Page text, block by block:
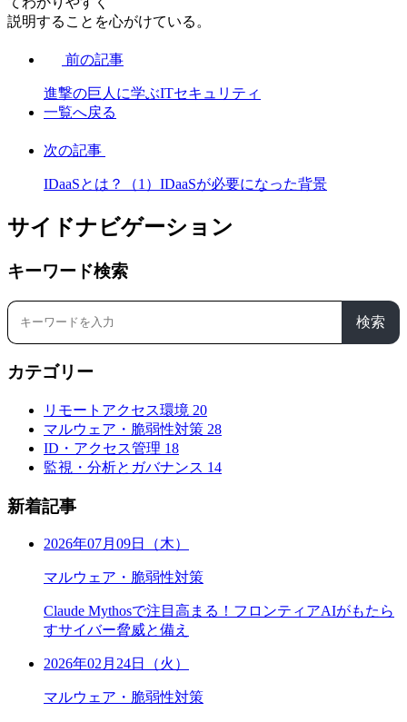
説明することを心がけている。
前の記事
進撃の巨人に学ぶITセキュリティ
一覧へ戻る
次の記事
IDaaSとは？（1）IDaaSが必要になった背景
サイドナビゲーション
キーワード検索
検索
カテゴリー
リモートアクセス環境 20
マルウェア・脆弱性対策 28
ID・アクセス管理 18
監視・分析とガバナンス 14
新着記事
2026年07月09日（木）
マルウェア・脆弱性対策
Claude Mythosで注目高まる！フロンティアAIがもたら
すサイバー脅威と備え
2026年02月24日（火）
マルウェア・脆弱性対策